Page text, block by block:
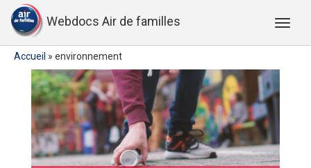
Webdocs Air de familles
Accueil » environnement